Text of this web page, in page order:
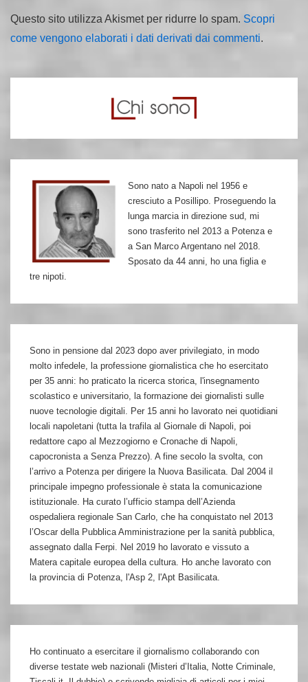
Questo sito utilizza Akismet per ridurre lo spam. Scopri
come vengono elaborati i dati derivati dai commenti.
Sono nato a Napoli nel 1956 e
cresciuto a Posillipo. Proseguendo la
lunga marcia in direzione sud, mi
sono trasferito nel 2013 a Potenza e
a San Marco Argentano nel 2018.
Sposato da 44 anni, ho una figlia e
tre nipoti.
Sono in pensione dal 2023 dopo aver privilegiato, in modo
molto infedele, la professione giornalistica che ho esercitato
per 35 anni: ho praticato la ricerca storica, l'insegnamento
scolastico e universitario, la formazione dei giornalisti sulle
nuove tecnologie digitali. Per 15 anni ho lavorato nei quotidiani
locali napoletani (tutta la trafila al Giornale di Napoli, poi
redattore capo al Mezzogiorno e Cronache di Napoli,
capocronista a Senza Prezzo). A fine secolo la svolta, con
l’arrivo a Potenza per dirigere la Nuova Basilicata. Dal 2004 il
principale impegno professionale è stata la comunicazione
istituzionale. Ha curato l’ufficio stampa dell’Azienda
ospedaliera regionale San Carlo, che ha conquistato nel 2013
l’Oscar della Pubblica Amministrazione per la sanità pubblica,
assegnato dalla Ferpi. Nel 2019 ho lavorato e vissuto a
Matera capitale europea della cultura. Ho anche lavorato con
la provincia di Potenza, l'Asp 2, l'Apt Basilicata.
Ho continuato a esercitare il giornalismo collaborando con
diverse testate web nazionali (Misteri d’Italia, Notte Criminale,